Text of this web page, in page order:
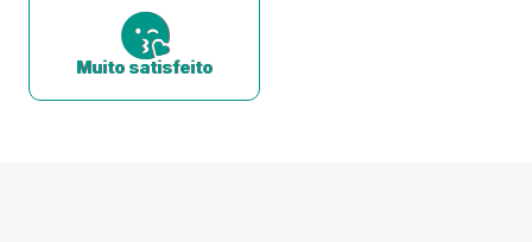
Muito satisfeito